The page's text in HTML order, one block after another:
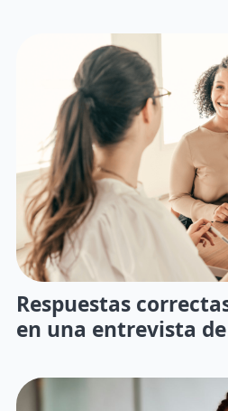
Respuestas
en una entrevista